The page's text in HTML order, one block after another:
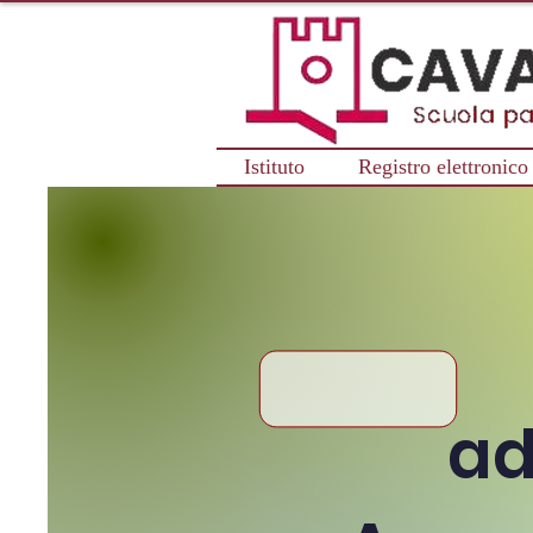
Istituto Registro elettronico